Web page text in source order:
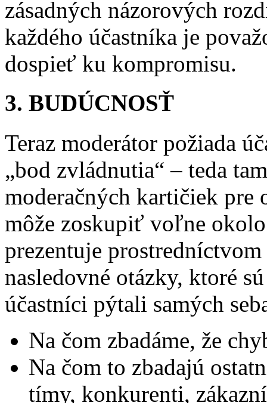
zásadných názorových
každého účastníka je
dospieť ku kompromisu.
3. BUDÚCNOSŤ
Teraz moderátor požiada
„bod zvládnutia“ – teda
moderačných kartičiek pre
môže zoskupiť voľne
prezentuje
nasledovné otázky, ktoré
účastníci pýtali samých
Na čom zbadáme, že
Na čom to zbadajú
tímy, konkurenti,